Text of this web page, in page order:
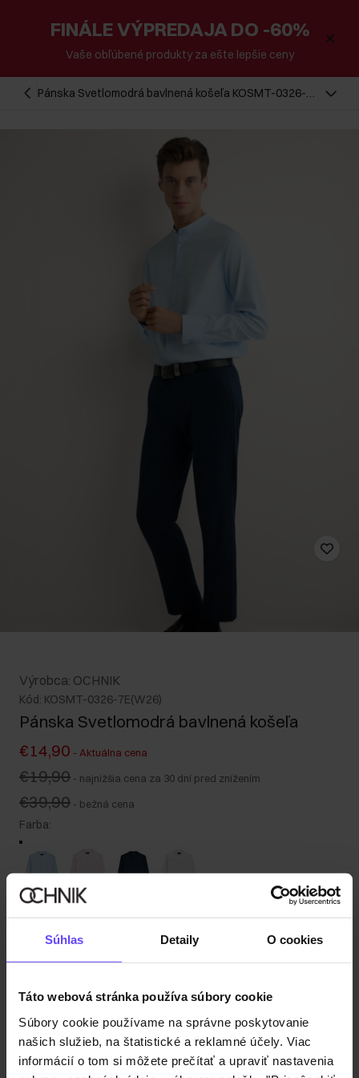
Súhlas Detaily O cookies
Táto webová stránka používa súbory cookie
Súbory cookie používame na správne poskytovanie
našich služieb, na štatistické a reklamné účely. Viac
informácií o tom si môžete prečítať a upraviť nastavenia
FINÁLE VÝPREDAJA DO -60%
Vaše obľúbené produkty za ešte lepšie ceny
Pánska Svetlomodrá bavlnená košeľa KOSMT-0326-
Výrobca: OCHNIK
Kód: KOSMT-0326-7E(W26)
Pánska Svetlomodrá bavlnená košeľa
€14,90 - Aktuálna cena
€19,90 - najnižšia cena za 30 dní pred znížením
€39,90 - bežná cena
Farba:
Tabuľka veľkostí
Vyberte veľkosť
Popis produktu
Detaily